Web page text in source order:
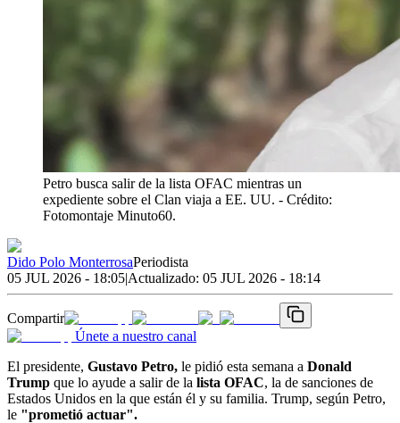
Petro busca salir de la lista OFAC mientras un
expediente sobre el Clan viaja a EE. UU. - Crédito:
Fotomontaje Minuto60.
Dido Polo MonterrosaPeriodista
05 JUL 2026 - 18:05|Actualizado: 05 JUL 2026 - 18:14
Compartir
Únete a nuestro canal
El presidente, Gustavo Petro, le pidió esta semana a Donald
Trump que lo ayude a salir de la lista OFAC, la de sanciones de
Estados Unidos en la que están él y su familia. Trump, según Petro,
le "prometió actuar".